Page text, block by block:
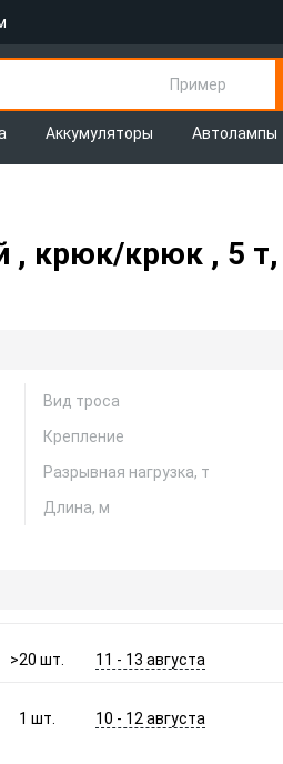
Пример
Аккумуляторы Автолампы
, крюк/крюк , 5
Вид троса
Крепление
Разрывная нагрузка, т
Длина, м
>20шт. 11 - 13 августа
1шт. 10 - 12 августа